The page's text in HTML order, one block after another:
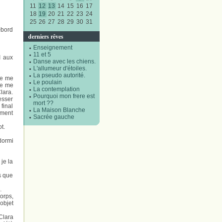
11 12 13 14 15 16 17
18 19 20 21 22 23 24
25 26 27 28 29 30 31
derniers rêves
Enseignement
11 et 5
Danse avec les chiens.
L'allumeur d'étoiles.
La pseudo autorité.
Le poulain
La contemplation
Pourquoi mon frere est
mort ??
La Maison Blanche
Sacrée gauche
aux
me
me
je la
que